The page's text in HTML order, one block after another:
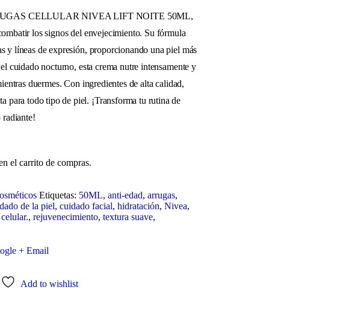
CELLULAR NIVEA LIFT NOITE 50ML,
los signos del envejecimiento. Su fórmula
y líneas de expresión, proporcionando una piel más
cuidado nocturno, esta crema nutre intensamente y
duermes. Con ingredientes de alta calidad,
todo tipo de piel. ¡Transforma tu rutina de
radiante!
el carrito de compras.
Etiquetas: 50ML,anti-edad,arrugas,
de la piel,cuidado facial,hidratación,Nivea,
,rejuvenecimiento,textura suave,
+ Email
Add to wishlist